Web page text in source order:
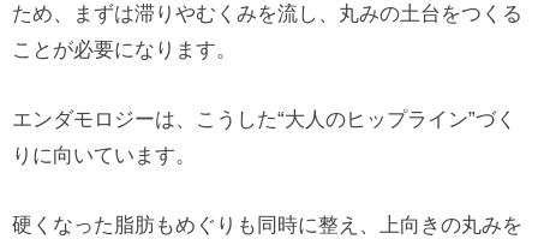
ため、まずは滞りやむくみを流し、丸みの土台をつくる
ことが必要になります。
エンダモロジーは、こうした“大人のヒップライン”づく
りに向いています。
硬くなった脂肪もめぐりも同時に整え、上向きの丸みを